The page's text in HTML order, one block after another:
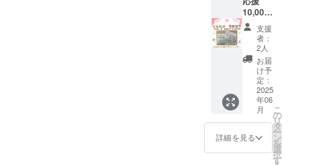
す。 ＊
このリ
ターン
は3,000
円/10,0
円/20,0
円/30,0
00円の
リター
ンと同
10,000
円コー
ス【お
礼状】
【領収
書
兼 税
額控除
に係る
証明
書】 感
謝の気
持ちを
込め
支援
者：
2人
お届
け予
定：
2025
年06
月
詳細を見る
こ
の
リ
タ
ー
ン
を
選
択
す